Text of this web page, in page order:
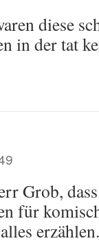
diese
in der tat
Grob,
für